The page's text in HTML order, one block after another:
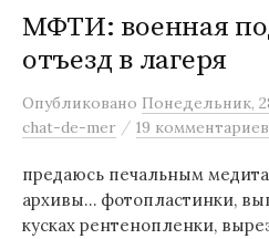
МФТИ: военная
отъезд в лагеря
Опубликовано Понедельник,
chat-de-mer / 19 комментариев
предаюсь печальным
архивы… фотопластинки,
кусках рентенопленки,